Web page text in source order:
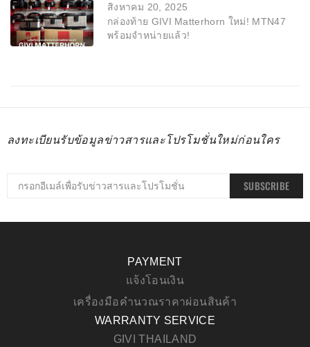
สิงหาคม 20, 2025
กล่องท้าย GIVI Matterhorn ใหม่! MTN47
พร้อมจำหน่ายแล้ว!
ลงทะเบียนรับข้อมูลข่าวสารและโปรโมชั่นใหม่ก่อนใคร
SUBSCRIBE
PAYMENT
แจ้งโอนเงิน
เครื่องมือคำนวณราคาผ่อนสินค้า
WARRANTY SERVICE
GIVI THAILAND